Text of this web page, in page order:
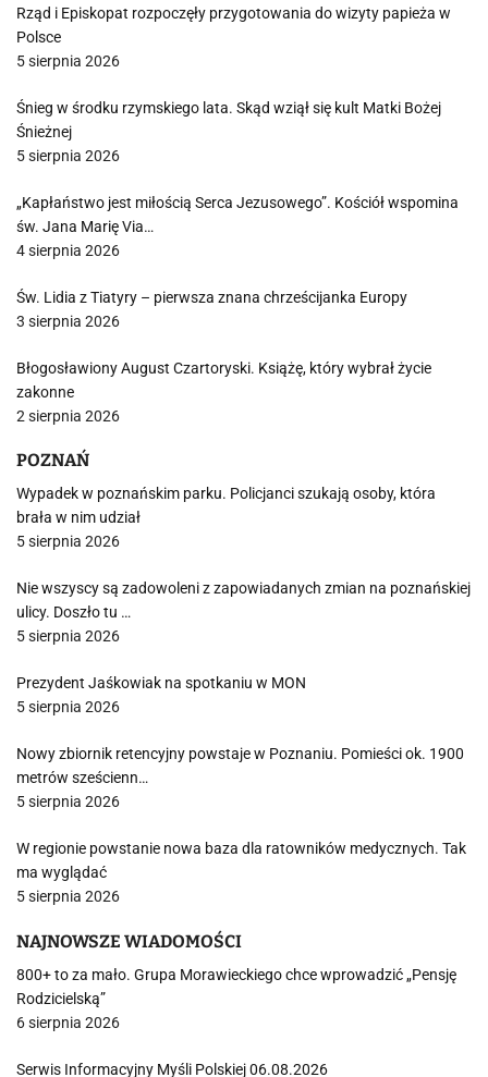
Rząd i Episkopat rozpoczęły przygotowania do wizyty papieża w
Polsce
5 sierpnia 2026
Śnieg w środku rzymskiego lata. Skąd wziął się kult Matki Bożej
Śnieżnej
5 sierpnia 2026
„Kapłaństwo jest miłością Serca Jezusowego”. Kościół wspomina
św. Jana Marię Via…
4 sierpnia 2026
Św. Lidia z Tiatyry – pierwsza znana chrześcijanka Europy
3 sierpnia 2026
Błogosławiony August Czartoryski. Książę, który wybrał życie
zakonne
2 sierpnia 2026
POZNAŃ
Wypadek w poznańskim parku. Policjanci szukają osoby, która
brała w nim udział
5 sierpnia 2026
Nie wszyscy są zadowoleni z zapowiadanych zmian na poznańskiej
ulicy. Doszło tu …
5 sierpnia 2026
Prezydent Jaśkowiak na spotkaniu w MON
5 sierpnia 2026
Nowy zbiornik retencyjny powstaje w Poznaniu. Pomieści ok. 1900
metrów sześcienn…
5 sierpnia 2026
W regionie powstanie nowa baza dla ratowników medycznych. Tak
ma wyglądać
5 sierpnia 2026
NAJNOWSZE WIADOMOŚCI
800+ to za mało. Grupa Morawieckiego chce wprowadzić „Pensję
Rodzicielską”
6 sierpnia 2026
Serwis Informacyjny Myśli Polskiej 06.08.2026